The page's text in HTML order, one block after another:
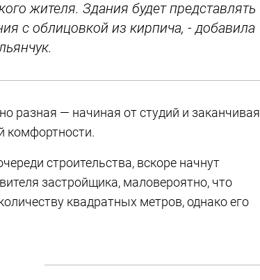
жителя. Здания будет представлять
с облицовкой из кирпича, - добавила
разная — начиная от студий и заканчивая
комфортности.
строительства, вскоре начнут
застройщика, маловероятно, что
квадратных метров, однако его